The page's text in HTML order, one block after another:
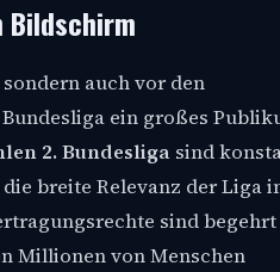
Bildschirm
auch vor den
ein großes
2. Bundesliga sind
breite Relevanz der Liga
sind begehrt
Millionen von Menschen